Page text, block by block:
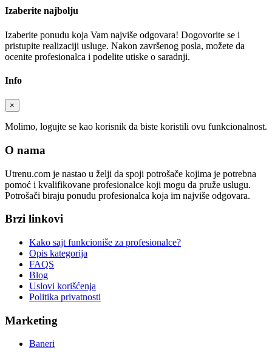
Izaberite najbolju
Izaberite ponudu koja Vam najviše odgovara! Dogovorite se i
pristupite realizaciji usluge. Nakon završenog posla, možete da
ocenite profesionalca i podelite utiske o saradnji.
Info
×
Molimo, logujte se kao korisnik da biste koristili ovu funkcionalnost.
O nama
Utrenu.com je nastao u želji da spoji potrošače kojima je potrebna
pomoć i kvalifikovane profesionalce koji mogu da pruže uslugu.
Potrošači biraju ponudu profesionalca koja im najviše odgovara.
Brzi linkovi
Kako sajt funkcioniše za profesionalce?
Opis kategorija
FAQS
Blog
Uslovi korišćenja
Politika privatnosti
Marketing
Baneri